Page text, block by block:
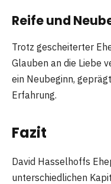
Reife und
Trotz gescheiterter
Glauben an die Liebe
ein Neubeginn,
Erfahrung.
Fazit
David Hasselhoffs
unterschiedlichen